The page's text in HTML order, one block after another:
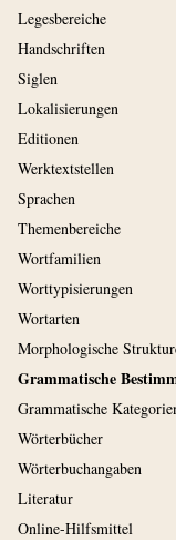
Legesbereiche
Handschriften
Siglen
Lokalisierungen
Editionen
Werktextstellen
Sprachen
Themenbereiche
Wortfamilien
Worttypisierungen
Wortarten
Morphologische
Grammatische
Grammatische
Wörterbücher
Wörterbuchangaben
Literatur
Online-Hilfsmittel